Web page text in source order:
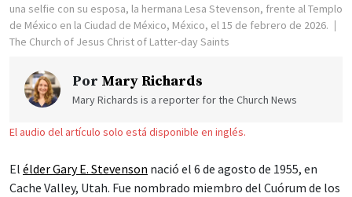
una selfie con su esposa, la hermana Lesa Stevenson, frente al Templo
de México en la Ciudad de México, México, el 15 de febrero de 2026.
The Church of Jesus Christ of Latter-day Saints
Por Mary Richards
Mary Richards is a reporter for the Church News
El audio del artículo solo está disponible en inglés.
El élder Gary E. Stevenson nació el 6 de agosto de 1955, en
Cache Valley, Utah. Fue nombrado miembro del Cuórum de los